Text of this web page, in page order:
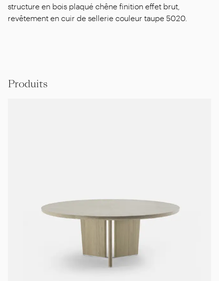
structure en bois plaqué chêne finition effet brut,
revêtement en cuir de sellerie couleur taupe 5020.
Produits